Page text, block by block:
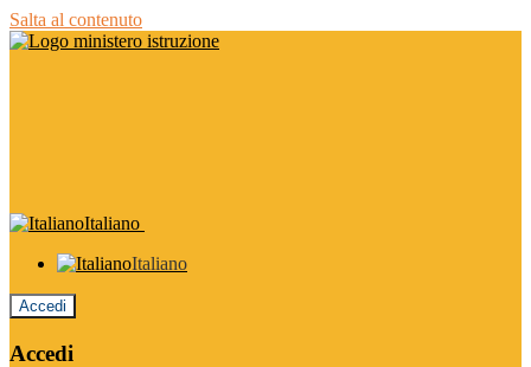
Salta al contenuto
Italiano
Italiano
Accedi
Accedi